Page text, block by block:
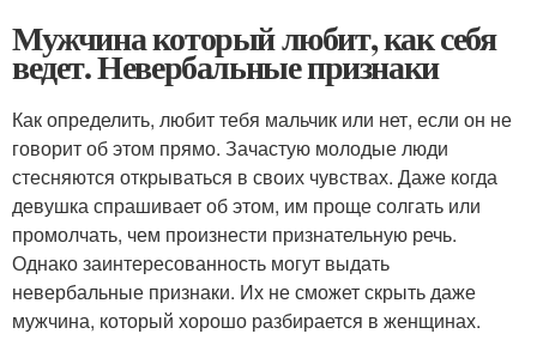
Мужчина который любит, как себя
ведет. Невербальные признаки
Как определить, любит тебя мальчик или нет, если он не
говорит об этом прямо. Зачастую молодые люди
стесняются открываться в своих чувствах. Даже когда
девушка спрашивает об этом, им проще солгать или
промолчать, чем произнести признательную речь.
Однако заинтересованность могут выдать
невербальные признаки. Их не сможет скрыть даже
мужчина, который хорошо разбирается в женщинах.